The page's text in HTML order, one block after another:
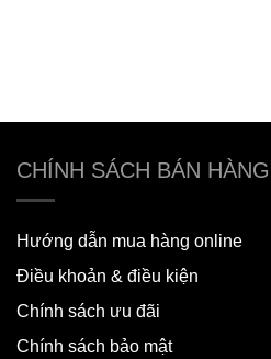
CHÍNH SÁCH BÁN HÀNG
Hướng dẫn mua hàng online
Điều khoản & điều kiện
Chính sách ưu đãi
Chính sách bảo mật